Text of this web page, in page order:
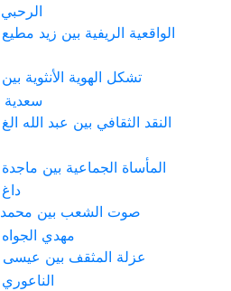
الرحبي
الواقعية الريفية بين زيد مطيع
تشكل الهوية الأنثوية بين
سعدية
النقد الثقافي بين عبد الله الغ
المأساة الجماعية بين ماجدة
داغ
صوت الشعب بين محمد
مهدي الجواه
عزلة المثقف بين عيسى
الناعوري